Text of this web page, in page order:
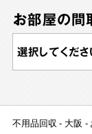
お部屋の間
不用品回収 大阪